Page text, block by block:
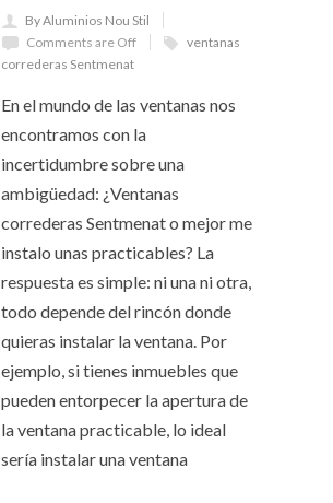
By Aluminios Nou Stil
Comments are Off
ventanas
correderas Sentmenat
En el mundo de las ventanas nos
encontramos con la
incertidumbre sobre una
ambigüedad: ¿Ventanas
correderas Sentmenat o mejor me
instalo unas practicables? La
respuesta es simple: ni una ni otra,
todo depende del rincón donde
quieras instalar la ventana. Por
ejemplo, si tienes inmuebles que
pueden entorpecer la apertura de
la ventana practicable, lo ideal
sería instalar una ventana